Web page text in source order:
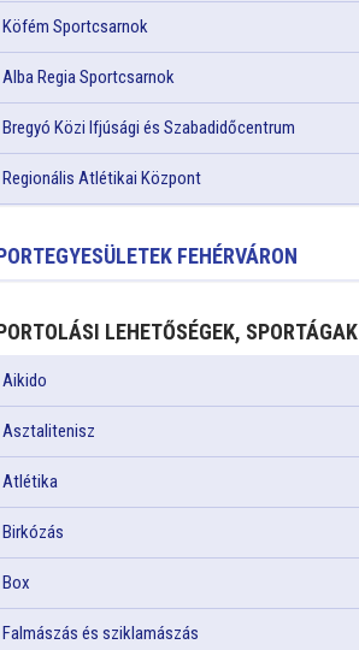
Köfém Sportcsarnok
Alba Regia Sportcsarnok
Bregyó Közi Ifjúsági és Szabadidőcentrum
Regionális Atlétikai Központ
FEHÉRVÁRON
LEHETŐSÉGEK, SPORTÁGAK
Aikido
Asztalitenisz
Atlétika
Birkózás
Box
Falmászás és sziklamászás